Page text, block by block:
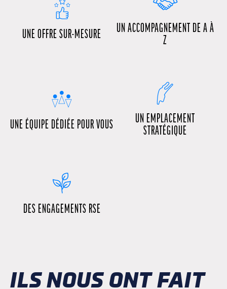
UNE OFFRE SUR-MESURE
UN ACCOMPAGNEMENT DE A À
Z
UNE ÉQUIPE DÉDIÉE POUR VOUS
UN EMPLACEMENT
STRATÉGIQUE
DES ENGAGEMENTS RSE
ILS NOUS ONT FAIT